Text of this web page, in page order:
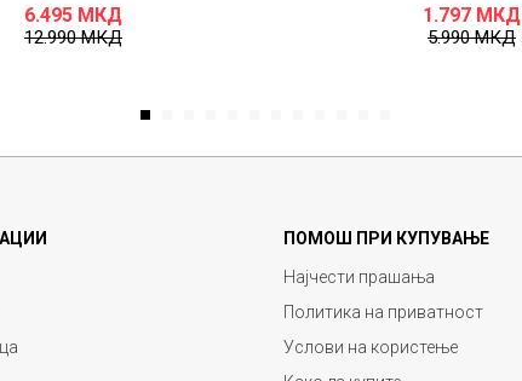
6.495 МКД
12.990МКД
1.797 МКД
5.990МКД
1
ПОМОШ ПРИ КУПУВАЊЕ
Најчести прашања
Политика на приватност
Услови на користење